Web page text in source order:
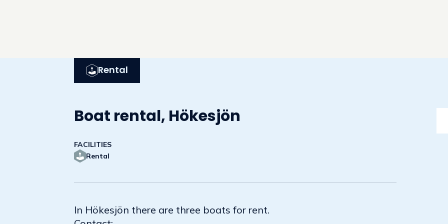
Rental
Boat rental, Hökesjön
FACILITIES
Rental
In Hökesjön there are three boats for rent.